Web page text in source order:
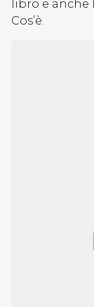
libro e anche
Cos’è.